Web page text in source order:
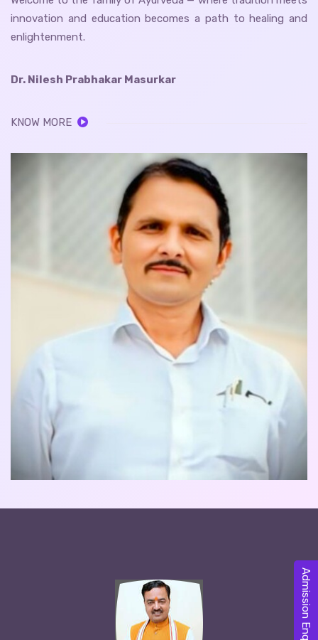
innovation and education becomes a path to healing and
enlightenment.
Dr. Nilesh Prabhakar Masurkar
KNOW MORE
Admission Enquiry